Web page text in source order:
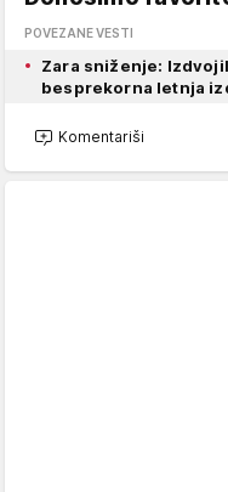
POVEZANE VESTI
Zara sniženje:
besprekorna letnja
Komentariši